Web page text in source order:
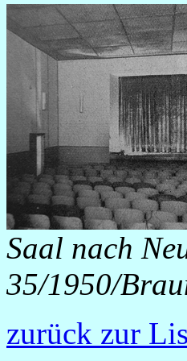
Saal nach
35/1950/
zurück zur